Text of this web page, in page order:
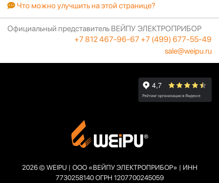
Что можно улучшить на этой странице?
Официальный представитель ВЕЙПУ ЭЛЕКТРОПРИБОР
+7 812 467-96-67 +7 (499) 677-55-49
sale@weipu.ru
2026 © WEIPU | ООО «ВЕЙПУ ЭЛЕКТРОПРИБОР» | ИНН
7730258140 ОГРН 1207700245059